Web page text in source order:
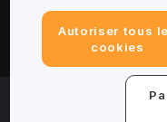
Mentions
© 2025-2026 Bybit.eu.
Autoriser tous
cookies